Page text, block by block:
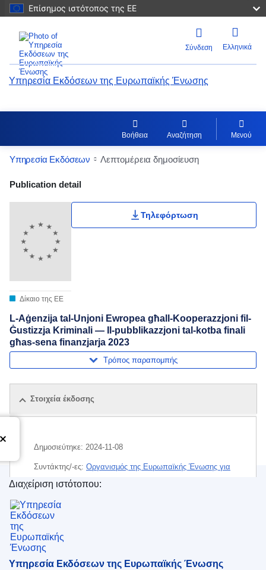
Επίσημος ιστότοπος της ΕΕ
Σύνδεση Ελληνικά
Υπηρεσία Εκδόσεων της Ευρωπαϊκής Ένωσης
Βοήθεια Αναζήτηση Μενού
Υπηρεσία Εκδόσεων Λεπτομέρεια δημοσίευση
Publication Detail Actions Portlet
Publication detail
Δίκαιο της ΕΕ
Τηλεφόρτωση
L-Aġenzija tal-Unjoni Ewropea għall-Kooperazzjoni fil-
Ġustizzja Kriminali — Il-pubblikazzjoni tal-kotba finali
għas-sena finanzjarja 2023
Τρόπος παραπομπής
Στοιχεία έκδοσης
Δημοσιεύτηκε: 2024-11-08
Συντάκτης/-ες: Οργανισμός της Ευρωπαϊκής Ένωσης για
τη Συνεργασία στον Τομέα της Ποινικής Δικαιοσύνης
Θέμα:
CELEX : 52024XX06541
ELI :C/2024/6541/oj
Υπηρεσία Εκδόσεων της Ευρωπαϊκής Ένωσης
Διαχείριση ιστότοπου:
Υπηρεσία Εκδόσεων της Ευρωπαϊκής Ένωσης